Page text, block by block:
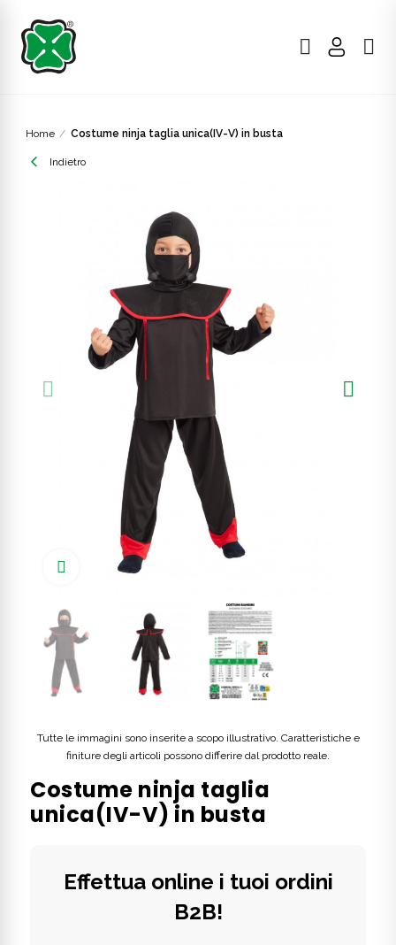
Home Costume ninja taglia unica(IV-V) in busta
Indietro
Click to enlarge
Tutte le immagini sono inserite a scopo illustrativo. Caratteristiche e
finiture degli articoli possono differire dal prodotto reale.
Costume ninja taglia
unica(IV-V) in busta
Effettua online i tuoi ordini
B2B!